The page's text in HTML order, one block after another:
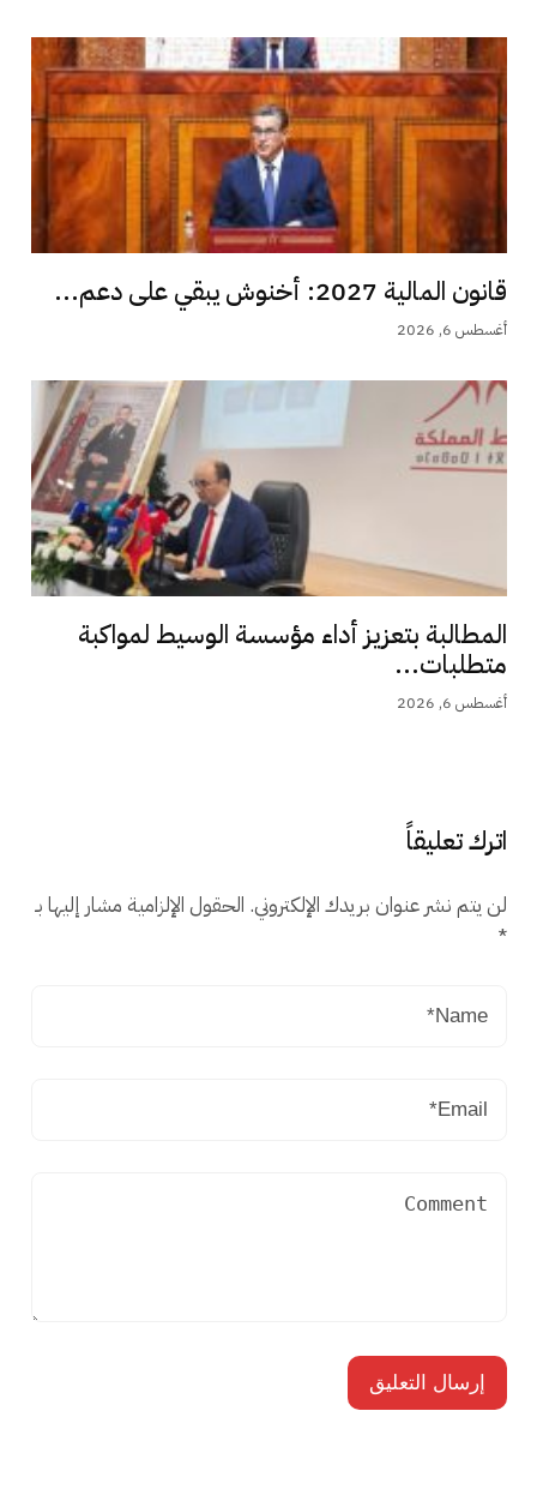
قانون المالية 2027: أخنوش يبقي على دعم...
أغسطس 6, 2026
المطالبة بتعزيز أداء مؤسسة الوسيط لمواكبة
متطلبات...
أغسطس 6, 2026
اترك تعليقاً
لن يتم نشر عنوان بريدك الإلكتروني. الحقول الإلزامية مشار إليها بـ
*